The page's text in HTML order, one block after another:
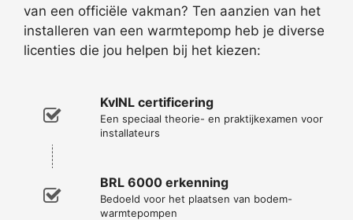
van een officiële vakman? Ten aanzien van het
installeren van een warmtepomp heb je diverse
licenties die jou helpen bij het kiezen:
KvINL certificering
Een speciaal theorie- en praktijkexamen voor
installateurs
BRL 6000 erkenning
Bedoeld voor het plaatsen van bodem-
warmtepompen